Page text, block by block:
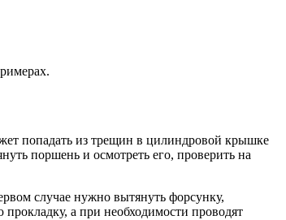
попадать из трещин в цилиндровой крышке
поршень и осмотреть его, проверить на
случае нужно вытянуть форсунку,
а при необходимости проводят